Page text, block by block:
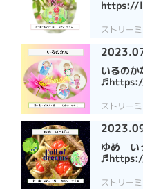
https://
ストリー
いるのか
ストリー
ゆめ い
ストリー